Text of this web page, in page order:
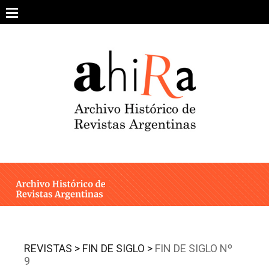
content
ARCHIVO DE REVISTAS
ESTUDIOS CRÍTICOS
INTEGRANTES
CONTACTO
REVISTAS > FIN DE SIGLO > FIN DE SIGLO Nº
9